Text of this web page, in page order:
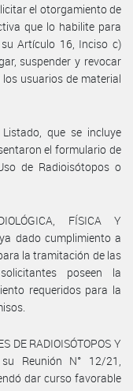
el otorgamiento de
que lo habilite para
Artículo 16, Inciso c)
suspender y revocar
usuarios de material
que se incluye
el formulario de
de Radioisótopos o
FÍSICA Y
dado cumplimiento a
la tramitación de las
poseen la
requeridos para la
DE RADIOISÓTOPOS Y
su Reunión N° 12/21,
dar curso favorable